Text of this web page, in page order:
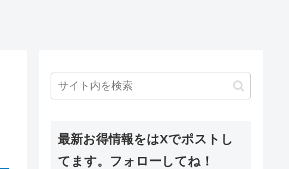
最新お得情報をはXでポストし
てます。フォローしてね！